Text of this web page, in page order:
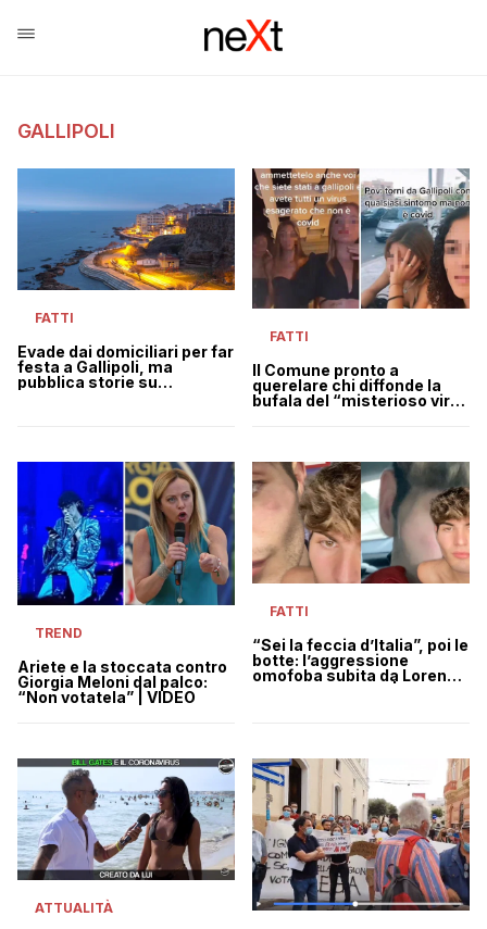
GALLIPOLI
FATTI
Evade dai domiciliari per far
festa a Gallipoli, ma
pubblica storie su
FATTI
Il Comune pronto a
querelare chi diffonde la
bufala del “misterioso virus
TREND
Ariete e la stoccata contro
Giorgia Meloni dal palco:
“Non votatela” | VIDEO
FATTI
“Sei la feccia d’Italia”, poi le
botte: l’aggressione
omofoba subita da Lorenzo
ATTUALITÀ